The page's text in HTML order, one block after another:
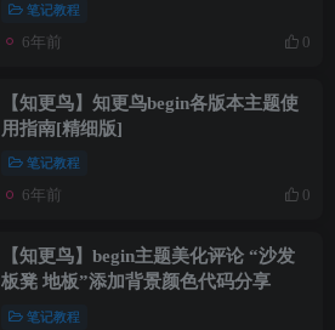
笔记教程
6年前 0
【知更鸟】知更鸟begin各版本主题使
用指南[精细版]
笔记教程
6年前 0
【知更鸟】begin主题美化评论 “沙发
板凳 地板”添加背景颜色代码分享
笔记教程